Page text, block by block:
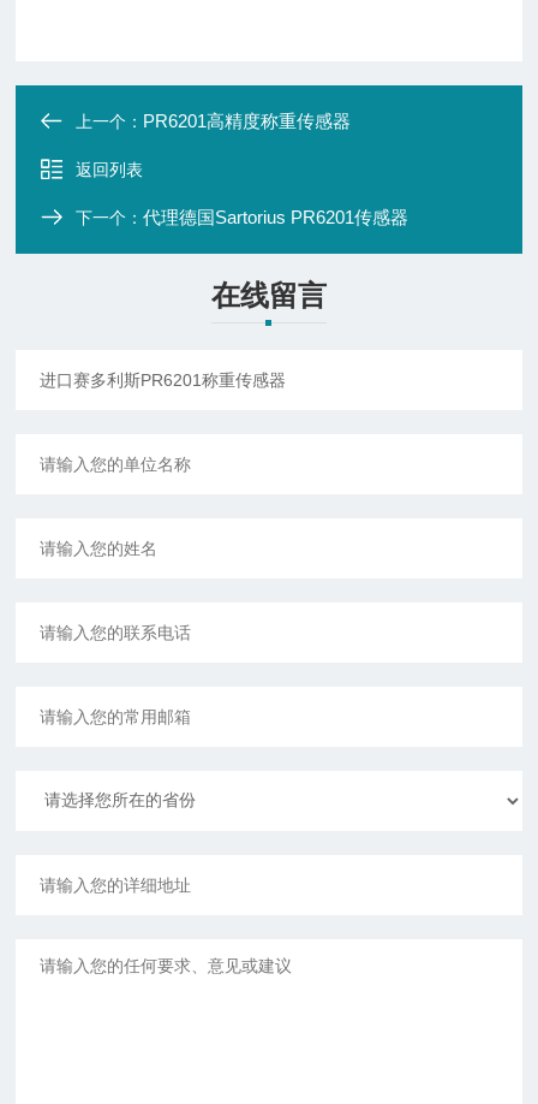
上一个： PR6201高精度称重传感器
返回列表
下一个：代理德国Sartorius PR6201传感器
在线留言